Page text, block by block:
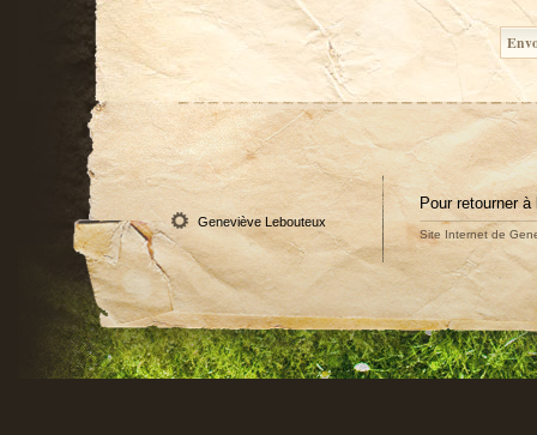
Geneviève Lebouteux
Pour retourner
Site Internet de